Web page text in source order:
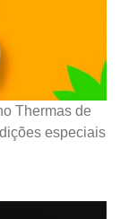
Thermas de
especiais